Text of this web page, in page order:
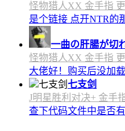
怪物猎人XX 金手指 更
是个链接 点开NTR的
一曲の肝腸が切
怪物猎人XX 金手指 更
大佬好！购买后没加
七支剑
J明星胜利对决+ 金手
查下代码文件中是否